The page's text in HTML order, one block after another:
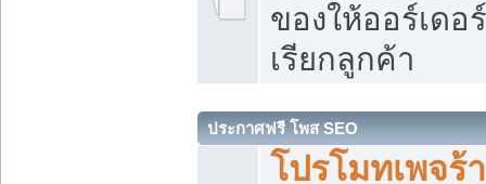
ของให้ออร์เดอ
เรียกลูกค้า
ประกาศฟรี โพส SEO
โปรโมทเพจร้